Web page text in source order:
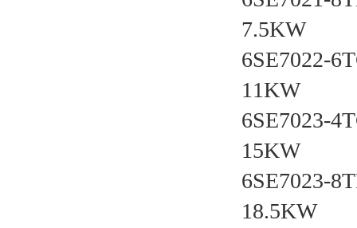
7.5KW
6SE7022-
11KW
6SE7023-
15KW
6SE7023-
18.5KW